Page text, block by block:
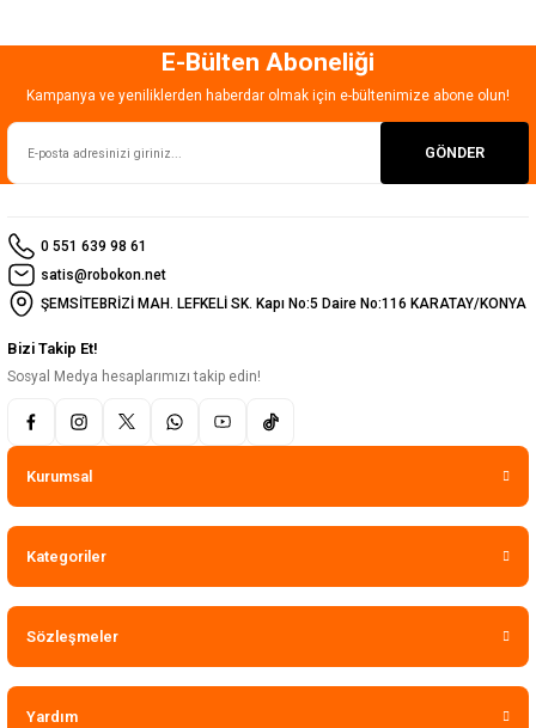
Gönder
E-Bülten Aboneliği
Kampanya ve yeniliklerden haberdar olmak için e-bültenimize abone olun!
GÖNDER
0 551 639 98 61
satis@robokon.net
ŞEMSİTEBRİZİ MAH. LEFKELİ SK. Kapı No:5 Daire No:116 KARATAY/KONYA
Bizi Takip Et!
Sosyal Medya hesaplarımızı takip edin!
Kurumsal
Kategoriler
Sözleşmeler
Yardım